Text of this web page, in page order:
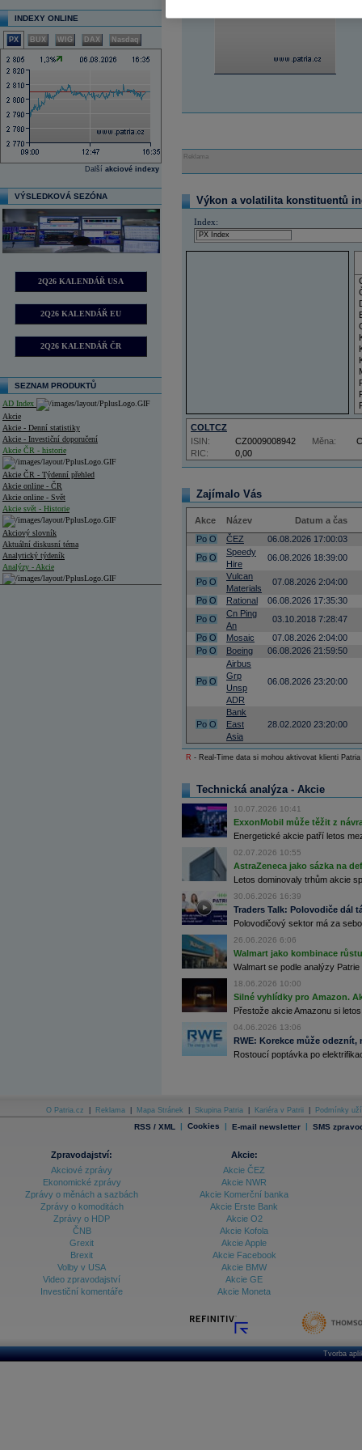
INDEXY ONLINE
PX BUX WIG DAX Nasdaq
Další akciové indexy
VÝSLEDKOVÁ SEZÓNA
2Q26 KALENDÁŘ USA
2Q26 KALENDÁŘ EU
2Q26 KALENDÁŘ ČR
SEZNAM PRODUKTŮ
AD Index
Akcie
Akcie - Denní statistiky
Akcie - Investiční doporučení
Akcie ČR - historie
Akcie ČR - Týdenní přehled
Akcie online - ČR
Akcie online - Svět
Akcie svět - Historie
Akciový slovník
Aktuální diskusní téma
Analytický týdeník
Analýzy - Akcie
Databanka - Trh práce
Databanka - Úrokové sazby
Databanka - Veřejné rozpočty
Databanka - Zahraniční obchod a platební
Databanka akcie - Svět
Denní přehled - Akcie ČR
Reklama
Výkon a volatilita konstituentů
Index:
COLTCZ
RIC: 0,00
ISIN: CZ0009008942 Měna:
Zajímalo Vás
Akce Název
Datum a čas
Po O ČEZ
06.08.2026 17:00:03
Po O
Speedy
Hire
06.08.2026 18:39:00
Po O
Vulcan
Materials
07.08.2026 2:04:00
Po O Rational
06.08.2026 17:35:30
Po O
Cn Ping
An
03.10.2018 7:28:47
Po O Mosaic
07.08.2026 2:04:00
Po O Boeing 06.08.2026 21:59:50
Po O
Airbus
Grp
Unsp
ADR
06.08.2026 23:20:00
Po O
Bank
East
Asia
28.02.2020 23:20:00
R - Real-Time data si mohou aktivovat klienti
Technická analýza - Akcie
10.07.2026 10:41
ExxonMobil může těžit z
Energetické akcie patří letos
02.07.2026 10:55
AstraZeneca jako sázka na
Letos dominovaly trhům akcie
30.06.2026 16:39
Traders Talk: Polovodiče dál
Polovodičový sektor má za
26.06.2026 6:06
Walmart jako kombinace
Walmart se podle analýzy
18.06.2026 10:00
Silné vyhlídky pro Amazon.
Přestože akcie Amazonu si
04.06.2026 13:06
RWE: Korekce může
Rostoucí poptávka po
O Patria.cz Reklama Mapa Stránek Skupina Patria Kariéra v Patrii Podmínky
RSS / XML | Cookies | E-mail newsletter | SMS
Zpravodajství:
Akciové zprávy
Ekonomické zprávy
Zprávy o měnách a sazbách
Zprávy o komoditách
Zprávy o HDP
ČNB
Grexit
Brexit
Volby v USA
Video zpravodajství
Investiční komentáře
Akcie:
Akcie ČEZ
Akcie NWR
Akcie Komerční banka
Akcie Erste Bank
Akcie O2
Akcie Kofola
Akcie Apple
Akcie Facebook
Akcie BMW
Akcie GE
Akcie Moneta
Tvorba